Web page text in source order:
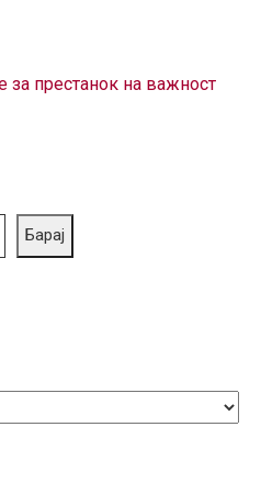
престанок на важност
Барај